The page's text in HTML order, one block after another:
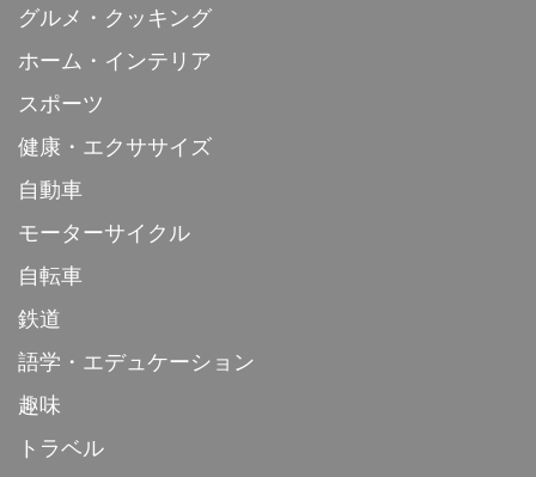
グルメ・クッキング
ホーム・インテリア
スポーツ
健康・エクササイズ
自動車
モーターサイクル
自転車
鉄道
語学・エデュケーション
趣味
トラベル